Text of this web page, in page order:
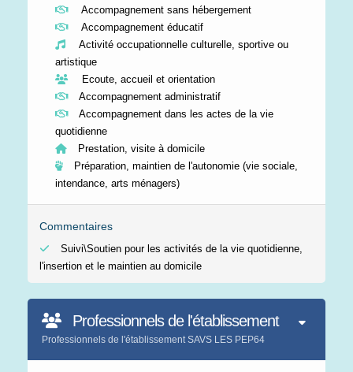
Accompagnement sans hébergement
Accompagnement éducatif
Activité occupationnelle culturelle, sportive ou
artistique
Ecoute, accueil et orientation
Accompagnement administratif
Accompagnement dans les actes de la vie
quotidienne
Prestation, visite à domicile
Préparation, maintien de l'autonomie (vie sociale,
intendance, arts ménagers)
Commentaires
Suivi\Soutien pour les activités de la vie quotidienne,
l'insertion et le maintien au domicile
Professionnels de l'établissement
Professionnels de l'établissement SAVS LES PEP64